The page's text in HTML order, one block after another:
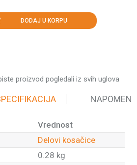
DODAJ U KORPU
proizvod pogledali iz svih uglova
NAPOMENA
Vrednost
Delovi kosačice
0.28 kg